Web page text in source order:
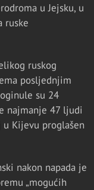
u Jejsku, u
ruske
ruskog
posljednjim
su 24
najmanje 47 ljudi
Kijevu proglašen
nakon napada je
„mogućih